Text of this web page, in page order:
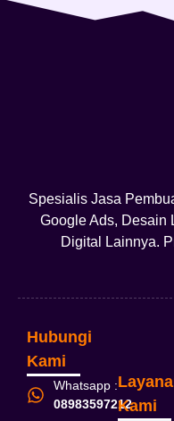
Spesialis Jasa
Google Ads, Desain
Digital Lainnya.
Hubungi
Kami
Whatsapp :
08983597212Kami